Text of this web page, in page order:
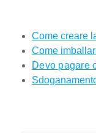
Come creare
Come
Devo pagare